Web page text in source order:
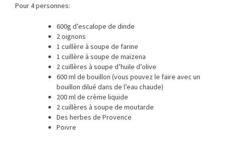
Pour 4 personnes:
600g d’escalope de dinde
2 oignons
1 cuillère à soupe de farine
1 cuillère à soupe de maïzena
2 cuillères à soupe d’huile d’olive
600 ml de bouillon (vous pouvez le faire avec un
bouillon dilué dans de l’eau chaude)
200 ml de crème liquide
2 cuillères à soupe de moutarde
Des herbes de Provence
Poivre